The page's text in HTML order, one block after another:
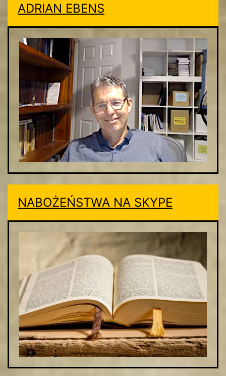
ADRIAN EBENS
NABOŻEŃSTWA NA SKYPE